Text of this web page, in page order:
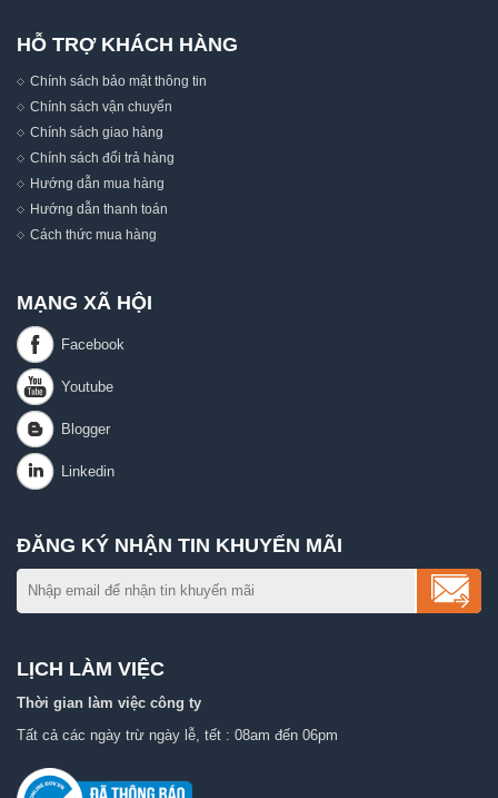
HỖ TRỢ KHÁCH HÀNG
Chính sách bảo mật thông tin
Chính sách vận chuyển
Chính sách giao hàng
Chính sách đổi trả hàng
Hướng dẫn mua hàng
Hướng dẫn thanh toán
Cách thức mua hàng
MẠNG XÃ HỘI
ĐĂNG KÝ NHẬN TIN KHUYẾN MÃI
LỊCH LÀM VIỆC
Thời gian làm việc công ty
Tất cả các ngày trừ ngày lễ, tết : 08am đến 06pm